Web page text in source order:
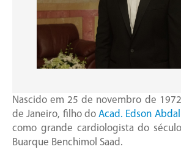
Nascido em 25 de novembro de
de Janeiro, filho do Acad. Edson
como grande cardiologista do
Buarque Benchimol Saad.